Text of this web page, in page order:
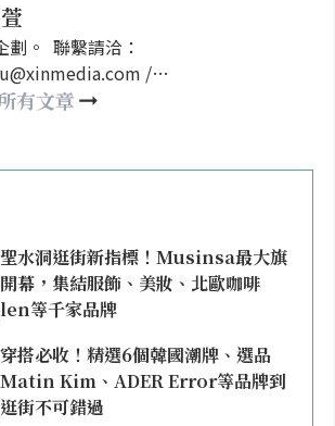
劃。 聯繫請洽：
/
有文章
水洞逛街新指標！Musinsa最大旗
幕，集結服飾、美妝、北歐咖啡
等千家品牌
搭必收！精選6個韓國潮牌、選品
Kim、ADER Error等品牌到
街不可錯過